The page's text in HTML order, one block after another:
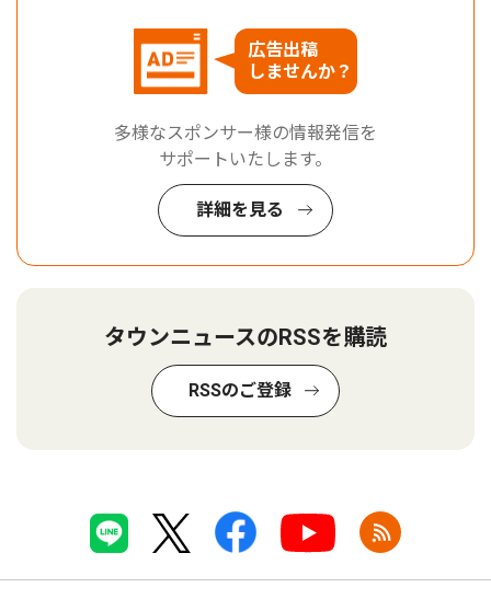
広告出稿
しませんか？
多様なスポンサー様の情報発信を
サポートいたします。
詳細を見る
タウンニュースのRSSを購読
RSSのご登録